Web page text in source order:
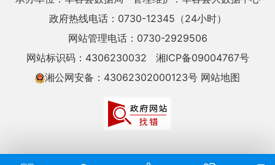
政府热线电话：0730-12345（24小时）
网站管理电话：0730-2929506
网站标识码：4306230032
湘ICP备09004767号
湘公网安备：43062302000123号 网站地图